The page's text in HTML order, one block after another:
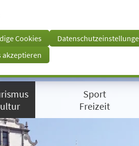
Cookies
akzeptieren
Sport
Freizeit